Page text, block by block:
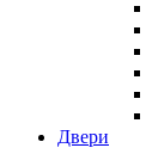
Двери